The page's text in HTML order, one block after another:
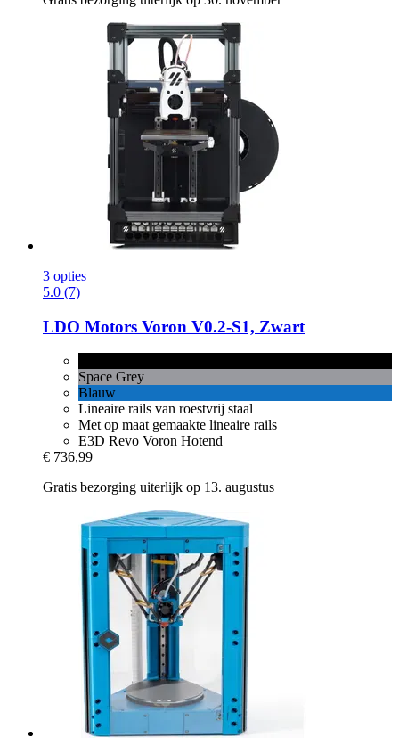
3 opties
5.0 (7)
LDO Motors Voron V0.2-​S1, Zwart
Space Grey
Blauw
Lineaire rails van roestvrij staal
Met op maat gemaakte lineaire rails
E3D Revo Voron Hotend
€ 736,99
Gratis bezorging uiterlijk op 13. augustus